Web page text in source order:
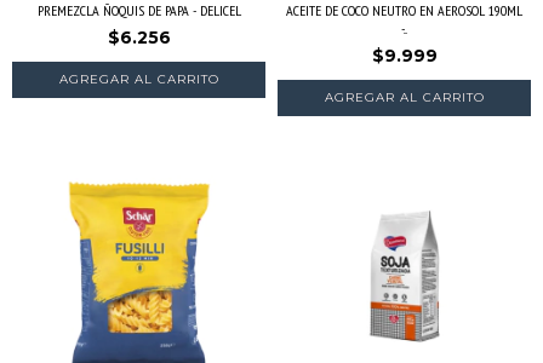
PREMEZCLA ÑOQUIS DE PAPA - DELICEL
$6.256
ACEITE DE COCO NEUTRO EN AEROSOL 190ML
-...
$9.999